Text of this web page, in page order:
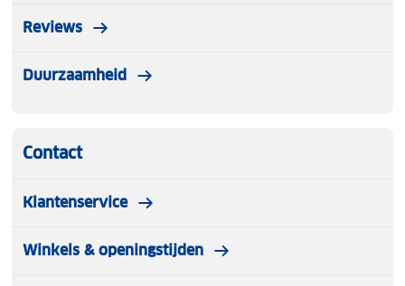
Reviews
Duurzaamheid
Contact
Klantenservice
Winkels & openingstijden